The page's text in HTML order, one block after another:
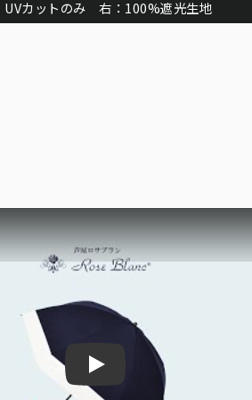
UVカットのみ 右：100%遮光生地
Play